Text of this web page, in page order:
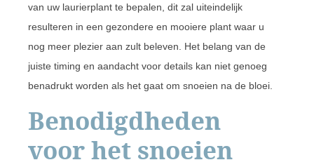
van uw laurierplant te bepalen, dit zal uiteindelijk
resulteren in een gezondere en mooiere plant waar u
nog meer plezier aan zult beleven. Het belang van de
juiste timing en aandacht voor details kan niet genoeg
benadrukt worden als het gaat om snoeien na de bloei.
Benodigdheden
voor het snoeien